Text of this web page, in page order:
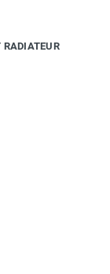
RADIATEUR